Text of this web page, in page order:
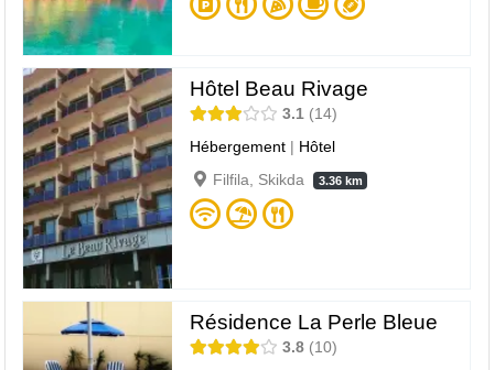
Hôtel Beau Rivage
3.1
14
Hébergement | Hôtel
Filfila, Skikda
3.36 km
Résidence La Perle Bleue
3.8
10